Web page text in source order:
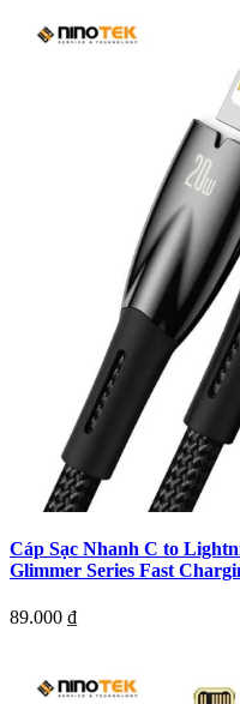
Cáp Sạc Nhanh C to
Glimmer Series Fast
89.000 ₫